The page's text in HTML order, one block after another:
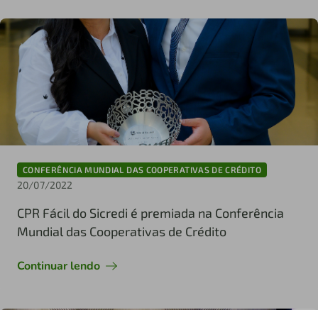
CONFERÊNCIA MUNDIAL DAS COOPERATIVAS DE CRÉDITO
20/07/2022
CPR Fácil do Sicredi é premiada na Conferência
Mundial das Cooperativas de Crédito
Continuar lendo